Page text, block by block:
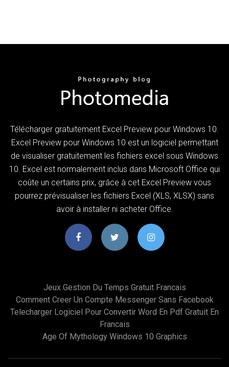
Télécharger gratuitement Excel Preview pour Windows 10.
Excel Preview pour Windows 10 est un logiciel permettant
de visualiser gratuitement les fichiers excel sous Windows
10. Excel est normalement inclus dans Microsoft Office qui
coûte un certains prix, grâce à cet Excel Preview vous
pourrez prévisualiser les fichiers Excel (XLS, XLSX) sans
avoir à installer ni acheter Office.
Jeux Gestion Du Temps Gratuit Francais
Comment Creer Un Compte Messenger Sans Facebook
Telecharger Logiciel Pour Convertir Word En Pdf Gratuit En
Francais
Age Of Mythology Windows 10 Graphics